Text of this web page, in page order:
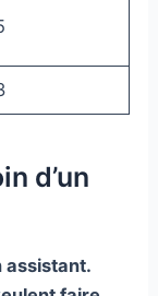
d’un
assistant.